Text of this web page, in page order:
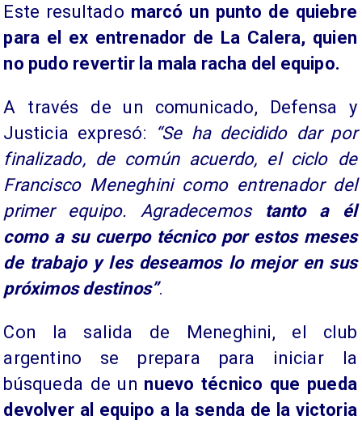
Este resultado marcó un punto de quiebre
para el ex entrenador de La Calera, quien
no pudo revertir la mala racha del equipo.
A través de un comunicado, Defensa y
Justicia expresó:
“Se ha decidido dar por
finalizado, de común acuerdo, el ciclo de
Francisco Meneghini como entrenador del
primer equipo. Agradecemos tanto a él
como a su cuerpo técnico por estos meses
de trabajo y les deseamos lo mejor en sus
próximos destinos”.
Con la salida de Meneghini, el club
argentino se prepara para iniciar la
búsqueda de un nuevo técnico que pueda
devolver al equipo a la senda de la victoria